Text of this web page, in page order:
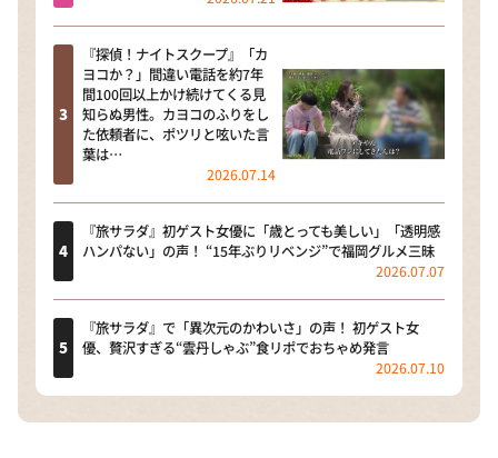
『探偵！ナイトスクープ』「カ
ヨコか？」間違い電話を約7年
間100回以上かけ続けてくる見
知らぬ男性。カヨコのふりをし
た依頼者に、ポツリと呟いた言
葉は…
2026.07.14
『旅サラダ』初ゲスト女優に「歳とっても美しい」「透明感
ハンパない」の声！ “15年ぶりリベンジ”で福岡グルメ三昧
2026.07.07
『旅サラダ』で「異次元のかわいさ」の声！ 初ゲスト女
優、贅沢すぎる“雲丹しゃぶ”食リポでおちゃめ発言
2026.07.10